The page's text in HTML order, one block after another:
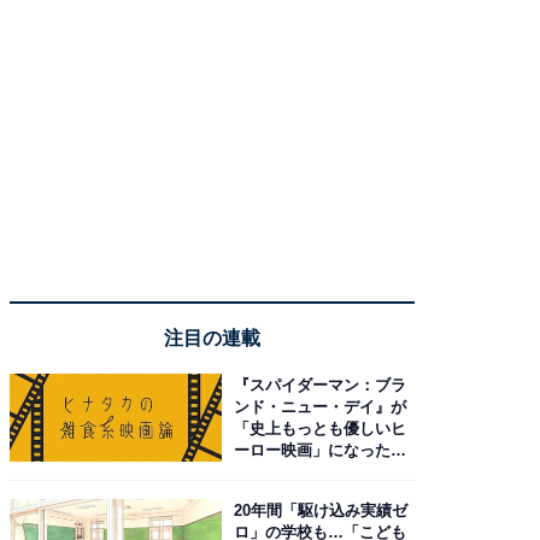
注目の連載
『スパイダーマン：ブラ
ンド・ニュー・デイ』が
「史上もっとも優しいヒ
ーロー映画」になった理
20年間「駆け込み実績ゼ
ロ」の学校も…「こども